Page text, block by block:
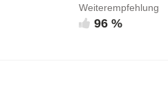
Weiterempfehlung
96 %